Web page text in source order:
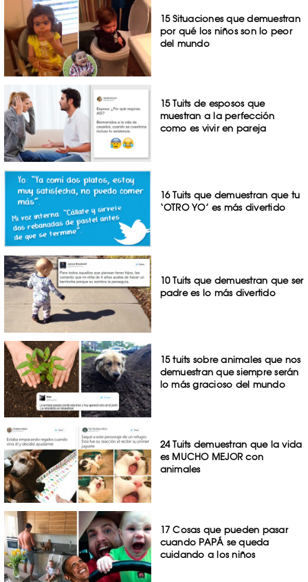
15 Situaciones que demuestran
por qué los niños son lo peor
del mundo
15 Tuits de esposos que
muestran a la perfección
como es vivir en pareja
16 Tuits que demuestran que tu
‘OTRO YO’ es más divertido
10 Tuits que demuestran que ser
padre es lo más divertido
15 tuits sobre animales que nos
demuestran que siempre serán
lo más gracioso del mundo
24 Tuits demuestran que la vida
es MUCHO MEJOR con
animales
17 Cosas que pueden pasar
cuando PAPÁ se queda
cuidando a los niños